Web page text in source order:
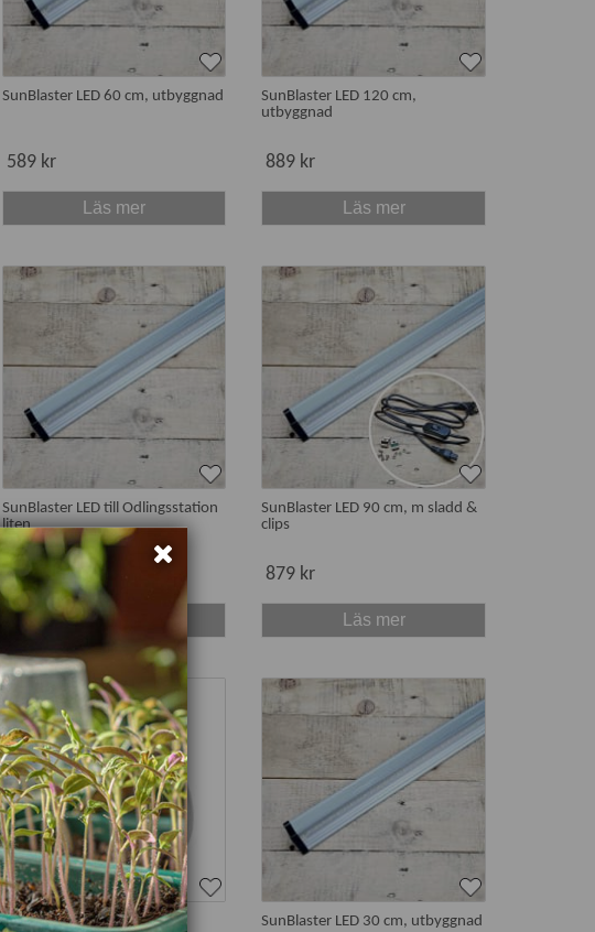
SunBlaster LED 60 cm, utbyggnad
589 kr
Läs mer
SunBlaster LED 120 cm,
utbyggnad
889 kr
Läs mer
SunBlaster LED till Odlingsstation
liten
439 kr
Läs mer
SunBlaster LED 90 cm, m sladd &
clips
879 kr
Läs mer
Nyhet
Växtlampa Winter 15 W SunBlaster LED 30 cm, utbyggnad